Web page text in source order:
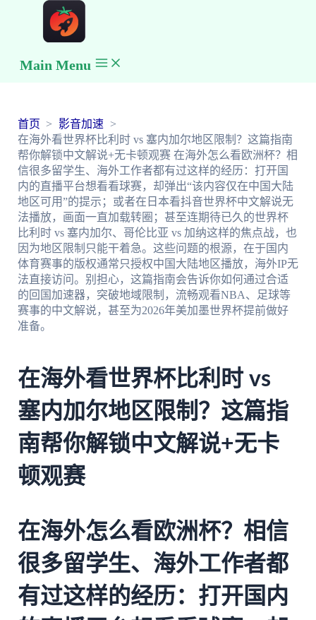
Main Menu
首页
影音加速
在海外看世界杯比利时 vs 塞内加尔地区限制？这篇指南
帮你解锁中文解说+无卡顿观赛 在海外怎么看欧洲杯？相
信很多留学生、海外工作者都有过这样的经历：打开国
内的直播平台想看看球赛，却弹出“该内容仅在中国大陆
地区可用”的提示；或者在日本看抖音世界杯中文解说无
法播放，画面一直加载转圈；甚至连期待已久的世界杯
比利时 vs 塞内加尔、哥伦比亚 vs 加纳这样的焦点战，也
因为地区限制只能干着急。这些问题的根源，在于国内
体育赛事的版权通常只授权中国大陆地区播放，海外IP无
法直接访问。别担心，这篇指南会告诉你如何通过合适
的回国加速器，突破地域限制，流畅观看NBA、足球等
赛事的中文解说，甚至为2026年美加墨世界杯提前做好
准备。
在海外看世界杯比利时 vs
塞内加尔地区限制？这篇指
南帮你解锁中文解说+无卡
顿观赛
在海外怎么看欧洲杯？相信
很多留学生、海外工作者都
有过这样的经历：打开国内